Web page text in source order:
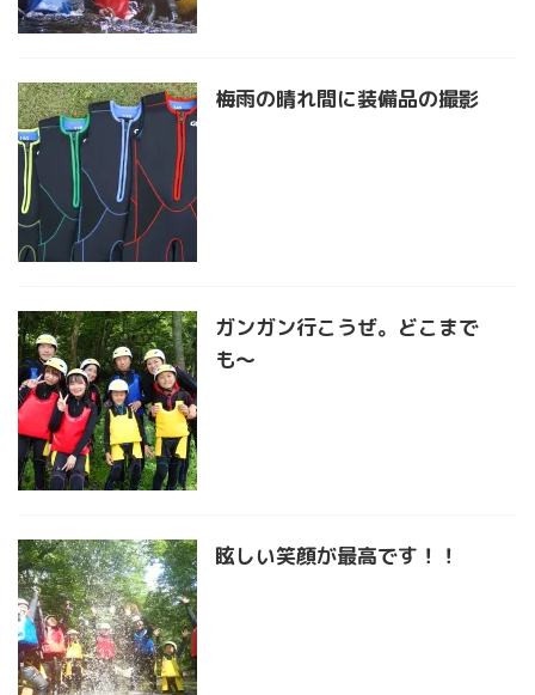
梅雨の晴れ間に装備品の撮影
ガンガン行こうぜ。どこまで
も〜
眩しい笑顔が最高です！！